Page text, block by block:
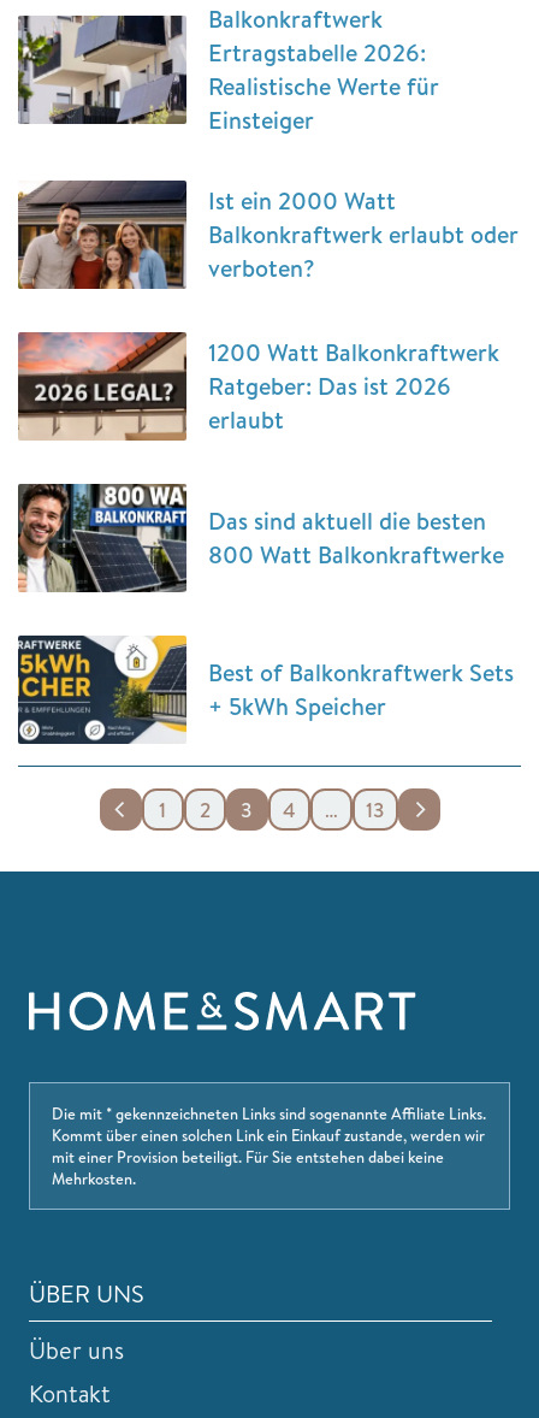
Balkonkraftwerk
Ertragstabelle 2026:
Realistische Werte für
Einsteiger
Ist ein 2000 Watt
Balkonkraftwerk erlaubt oder
verboten?
1200 Watt Balkonkraftwerk
Ratgeber: Das ist 2026
erlaubt
Das sind aktuell die besten
800 Watt Balkonkraftwerke
Best of Balkonkraftwerk Sets
+ 5kWh Speicher
1 2 3 4 … 13
Die mit * gekennzeichneten Links sind sogenannte Affiliate Links.
Kommt über einen solchen Link ein Einkauf zustande, werden wir
mit einer Provision beteiligt. Für Sie entstehen dabei keine
Mehrkosten.
ÜBER UNS
Über uns
Kontakt